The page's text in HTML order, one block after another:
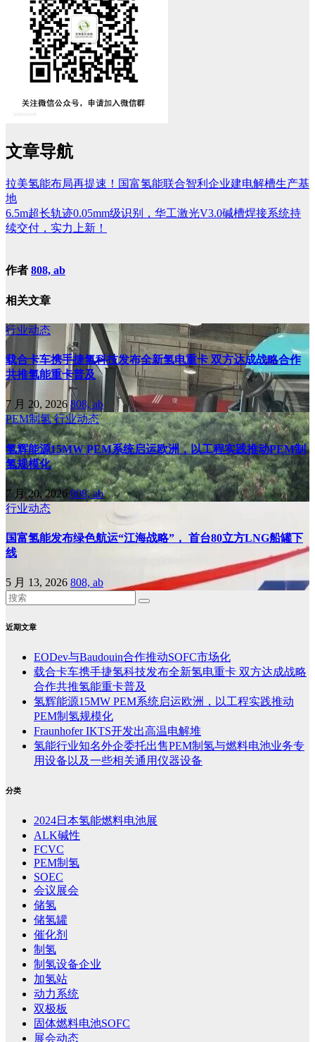
文章导航
拉美氢能布局再提速！国富氢能联合智利企业建电解槽生产基
地
6.5m超长轨迹0.05mm级识别，华工激光V3.0碱槽焊接系统持
续交付，实力上新！
作者 808, ab
相关文章
行业动态
载合卡车携手捷氢科技发布全新氢电重卡 双方达成战略合作
共推氢能重卡普及
7 月 20, 2026808, ab
PEM制氢行业动态
氢辉能源15MW PEM系统启运欧洲，以工程实践推动PEM制
氢规模化
7 月 20, 2026808, ab
行业动态
国富氢能发布绿色航运“江海战略”， 首台80立方LNG船罐下
线
5 月 13, 2026 808, ab
近期文章
EODev与Baudouin合作推动SOFC市场化
载合卡车携手捷氢科技发布全新氢电重卡 双方达成战略
合作共推氢能重卡普及
氢辉能源15MW PEM系统启运欧洲，以工程实践推动
PEM制氢规模化
Fraunhofer IKTS开发出高温电解堆
氢能行业知名外企委托出售PEM制氢与燃料电池业务专
用设备以及一些相关通用仪器设备
分类
2024日本氢能燃料电池展
ALK碱性
FCVC
PEM制氢
SOEC
会议展会
储氢
储氢罐
催化剂
制氢
制氢设备企业
加氢站
动力系统
双极板
固体燃料电池SOFC
展会动态